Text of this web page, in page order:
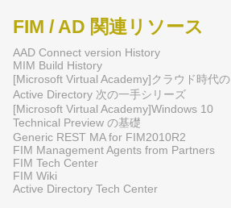
FIM / AD 関連リソース
AAD Connect version History
MIM Build History
[Microsoft Virtual Academy]クラウド時代の
Active Directory 次の一手シリーズ
[Microsoft Virtual Academy]Windows 10
Technical Preview の基礎
Generic REST MA for FIM2010R2
FIM Management Agents from Partners
FIM Tech Center
FIM Wiki
Active Directory Tech Center